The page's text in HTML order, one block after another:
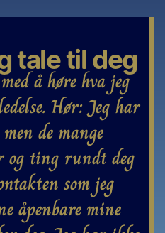
tale til deg
å høre hva jeg
Hør: Jeg har
de mange
og ting rundt deg
som jeg
åpenbare mine